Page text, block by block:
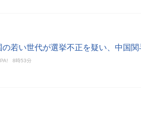
の若い世代が選挙不正を疑い、中国
8時53分